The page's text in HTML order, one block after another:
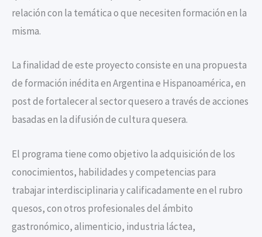
relación con la temática o que necesiten formación en la
misma.
La finalidad de este proyecto consiste en una propuesta
de formación inédita en Argentina e Hispanoamérica, en
post de fortalecer al sector quesero a través de acciones
basadas en la difusión de cultura quesera.
El programa tiene como objetivo la adquisición de los
conocimientos, habilidades y competencias para
trabajar interdisciplinaria y calificadamente en el rubro
quesos, con otros profesionales del ámbito
gastronómico, alimenticio, industria láctea,